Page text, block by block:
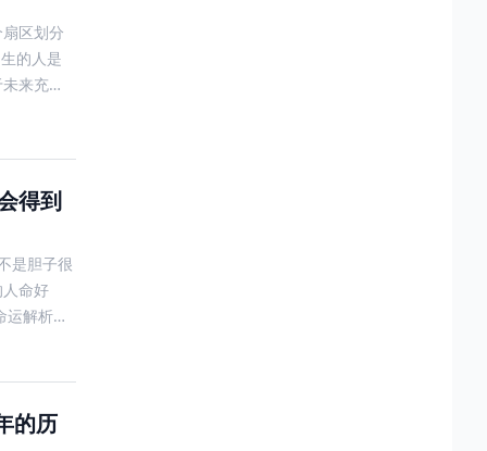
区划分
的人是
来充满
得到
是胆子很
命好
解析：
的历